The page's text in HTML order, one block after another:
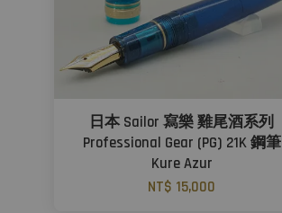
日本 Sailor 寫樂 雞尾酒系列
Professional Gear (PG) 21K 鋼筆
Kure Azur
NT$ 15,000